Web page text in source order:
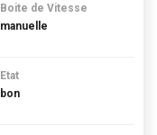
Boite de Vitesse
manuelle
Etat
bon